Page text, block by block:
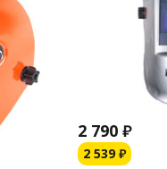
2 790 ₽
2 539 ₽